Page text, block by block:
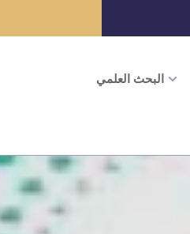
البحث العلمي